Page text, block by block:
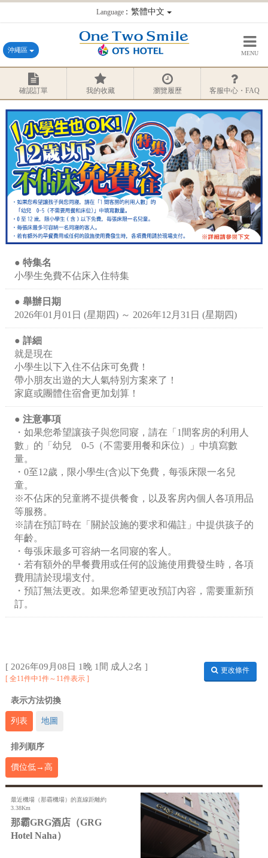
Language：繁體中文
沖繩區 MENU
確認訂單 我的收藏 瀏覽履歷 客服中心・FAQ
特集名
小學生免費不佔床入住特集
舉辦日期
2026年01月01日 (星期四) ～ 2026年12月31日 (星期四)
詳細
就是現在
小學生以下入住不佔床可免費！
帶小朋友出遊的大人氣特別方案來了！
家庭或團體住宿會更加划算！
注意事項
・如果您希望讓孩子與您同寢，請在「1間客房的利用人
數」的「幼兒 0-5（不需要用餐和床位）」中填寫數
量。
・0至12歲，限小學生(含)以下免費，每張床限一名兒
童。
※不佔床的兒童將不提供餐食，以及客房內個人各項用品
等服務。
※請在預訂時在「關於設施的要求和備註」中提供孩子的
年齡。
・每張床最多可容納一名同寢的客人。
・若有額外的早餐費用或任何的設施使用費發生時，各項
費用請於現場支付。
・預訂無法更改。如果您希望更改預訂內容，需要重新預
訂。
[ 2026年09月08日 1晚 1間 成人2名 ]
全11件中1件～11件表示
更改條件
表示方法切換
列表 地圖
排列順序
價位低→高
最近機場（那霸機場）的直線距離約
3.38Km
那霸GRG酒店（GRG
Hotel Naha）